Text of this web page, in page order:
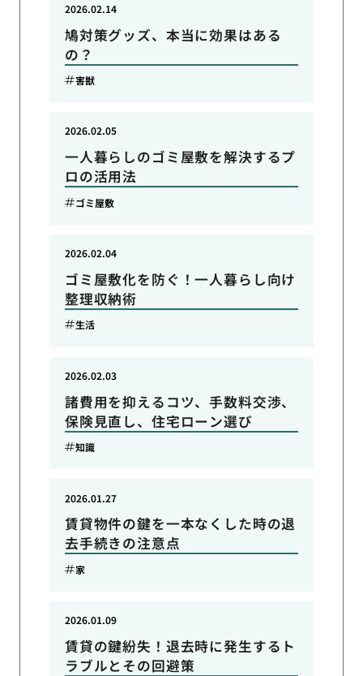
鳩対策グッズ、本当に効果はある
の？
2026.02.14
害獣
一人暮らしのゴミ屋敷を解決するプ
ロの活用法
2026.02.05
ゴミ屋敷
ゴミ屋敷化を防ぐ！一人暮らし向け
整理収納術
2026.02.04
生活
諸費用を抑えるコツ、手数料交渉、
保険見直し、住宅ローン選び
2026.02.03
知識
賃貸物件の鍵を一本なくした時の退
去手続きの注意点
2026.01.27
家
賃貸の鍵紛失！退去時に発生するト
ラブルとその回避策
2026.01.09